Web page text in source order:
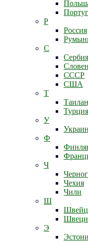
Р
Россия
С
Сербия
СССР
США
Т
Турция
У
Ф
Ч
Чехия
Чили
Ш
Э